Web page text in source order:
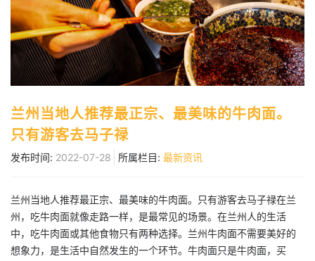
兰州当地人推荐最正宗、最美味的牛肉面。
只有游客去马子禄
发布时间: 2022-07-28 所属栏目: 最新资讯
兰州当地人推荐最正宗、最美味的牛肉面。只有游客去马子禄在兰
州，吃牛肉面就像走路一样，是最常见的场景。在兰州人的生活
中，吃牛肉面或其他食物只有两种选择。兰州牛肉面不需要美好的
想象力，是生活中自然发生的一个环节。牛肉面只是牛肉面，买